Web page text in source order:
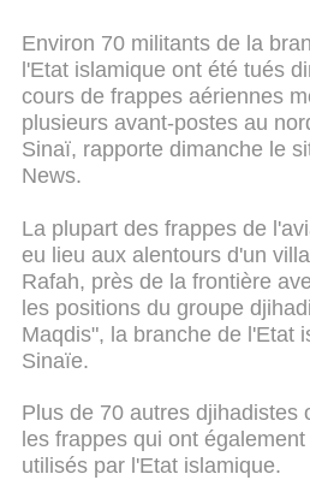
Environ 70 militants de la
l'Etat islamique ont été tués
cours de frappes aériennes
plusieurs avant-postes au
Sinaï, rapporte dimanche le
News.
La plupart des frappes de
eu lieu aux alentours d'un
Rafah, près de la frontière
les positions du groupe
Maqdis", la branche de l'Etat
Sinaïe.
Plus de 70 autres djihadistes
les frappes qui ont
utilisés par l'Etat islamique.